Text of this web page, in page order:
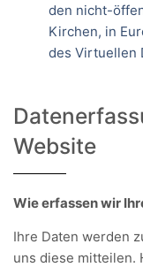
den nicht-
Kirchen, in
des Virtuellen
Website
Wie erfassen wir
Ihre Daten werden
uns diese mitteilen.